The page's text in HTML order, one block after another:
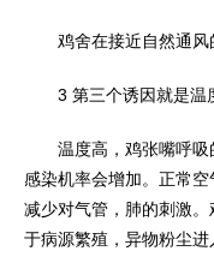
鸡舍在接近自然通风
3 第三个诱因就是温
温度高，鸡张嘴呼吸
感染机率会增加。正常
减少对气管，肺的刺激
于病源繁殖，异物粉尘